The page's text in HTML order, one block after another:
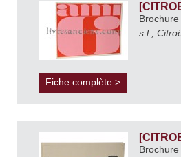
Brochure
s.l.,
Fiche complète >
Brochure